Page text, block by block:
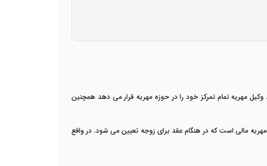
مهریه تمام تمرکز خود را در حوزه مهریه قرار می دهد همچنین
مالی است که در هنگام عقد برای زوجه تعیین می شود. در واقع